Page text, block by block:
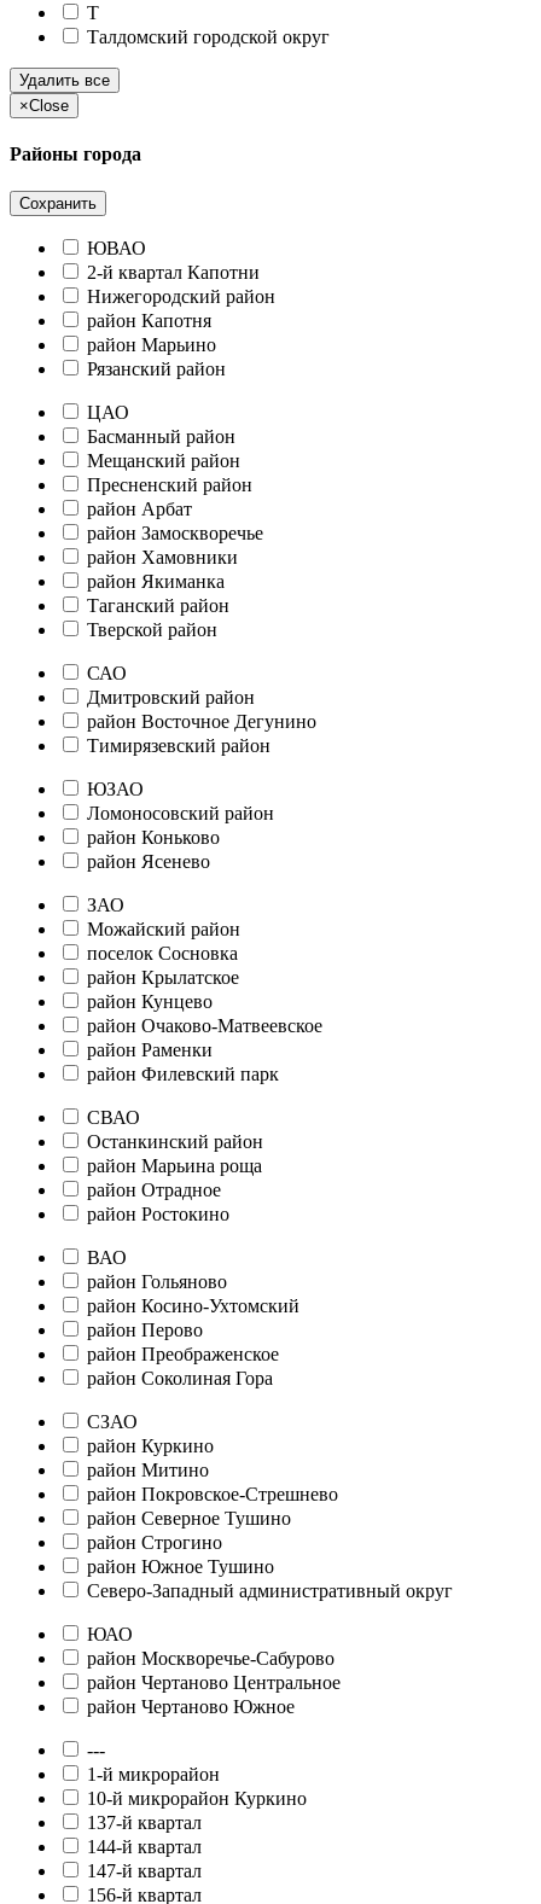
Т
Талдомский городской округ
Удалить все
×Close
Районы города
Сохранить
ЮВАО
2-й квартал Капотни
Нижегородский район
район Капотня
район Марьино
Рязанский район
ЦАО
Басманный район
Мещанский район
Пресненский район
район Арбат
район Замоскворечье
район Хамовники
район Якиманка
Таганский район
Тверской район
САО
Дмитровский район
район Восточное Дегунино
Тимирязевский район
ЮЗАО
Ломоносовский район
район Коньково
район Ясенево
ЗАО
Можайский район
поселок Сосновка
район Крылатское
район Кунцево
район Очаково-Матвеевское
район Раменки
район Филевский парк
СВАО
Останкинский район
район Марьина роща
район Отрадное
район Ростокино
ВАО
район Гольяново
район Косино-Ухтомский
район Перово
район Преображенское
район Соколиная Гора
СЗАО
район Куркино
район Митино
район Покровское-Стрешнево
район Северное Тушино
район Строгино
район Южное Тушино
Северо-Западный административный округ
ЮАО
район Москворечье-Сабурово
район Чертаново Центральное
район Чертаново Южное
---
1-й микрорайон
10-й микрорайон Куркино
137-й квартал
144-й квартал
147-й квартал
156-й квартал